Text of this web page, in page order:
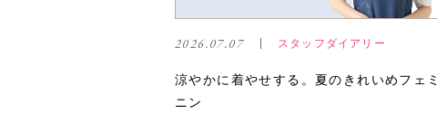
2026.07.07 スタッフダイアリー
涼やかに着やせする。夏のきれいめフェミ
ニン